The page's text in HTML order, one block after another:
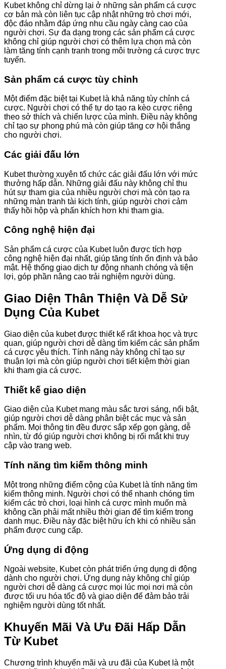
Kubet không chỉ dừng lại ở những sản phẩm cá cược
cơ bản mà còn liên tục cập nhật những trò chơi mới,
độc đáo nhằm đáp ứng nhu cầu ngày càng cao của
người chơi. Sự đa dạng trong các sản phẩm cá cược
không chỉ giúp người chơi có thêm lựa chọn mà còn
làm tăng tính cạnh tranh trong môi trường cá cược trực
tuyến.
Sản phẩm cá cược tùy chỉnh
Một điểm đặc biệt tại Kubet là khả năng tùy chỉnh cá
cược. Người chơi có thể tự do tạo ra kèo cược riêng
theo sở thích và chiến lược của mình. Điều này không
chỉ tạo sự phong phú mà còn giúp tăng cơ hội thắng
cho người chơi.
Các giải đấu lớn
Kubet thường xuyên tổ chức các giải đấu lớn với mức
thưởng hấp dẫn. Những giải đấu này không chỉ thu
hút sự tham gia của nhiều người chơi mà còn tạo ra
những màn tranh tài kịch tính, giúp người chơi cảm
thấy hồi hộp và phấn khích hơn khi tham gia.
Công nghệ hiện đại
Sản phẩm cá cược của Kubet luôn được tích hợp
công nghệ hiện đại nhất, giúp tăng tính ổn định và bảo
mật. Hệ thống giao dịch tự động nhanh chóng và tiện
lợi, góp phần nâng cao trải nghiệm người dùng.
Giao Diện Thân Thiện Và Dễ Sử
Dụng Của Kubet
Giao diện của kubet được thiết kế rất khoa học và trực
quan, giúp người chơi dễ dàng tìm kiếm các sản phẩm
cá cược yêu thích. Tính năng này không chỉ tạo sự
thuận lợi mà còn giúp người chơi tiết kiệm thời gian
khi tham gia cá cược.
Thiết kế giao diện
Giao diện của Kubet mang màu sắc tươi sáng, nổi bật,
giúp người chơi dễ dàng phân biệt các mục và sản
phẩm. Mọi thông tin đều được sắp xếp gọn gàng, dễ
nhìn, từ đó giúp người chơi không bị rối mắt khi truy
cập vào trang web.
Tính năng tìm kiếm thông minh
Một trong những điểm cộng của Kubet là tính năng tìm
kiếm thông minh. Người chơi có thể nhanh chóng tìm
kiếm các trò chơi, loại hình cá cược mình muốn mà
không cần phải mất nhiều thời gian để tìm kiếm trong
danh mục. Điều này đặc biệt hữu ích khi có nhiều sản
phẩm được cung cấp.
Ứng dụng di động
Ngoài website, Kubet còn phát triển ứng dụng di động
dành cho người chơi. Ứng dụng này không chỉ giúp
người chơi dễ dàng cá cược mọi lúc mọi nơi mà còn
được tối ưu hóa tốc độ và giao diện để đảm bảo trải
nghiệm người dùng tốt nhất.
Khuyến Mãi Và Ưu Đãi Hấp Dẫn
Từ Kubet
Chương trình khuyến mãi và ưu đãi của Kubet là một